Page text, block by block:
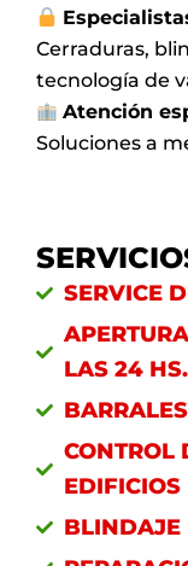
Cerraduras,
tecnología de
Atención
Soluciones a
SERVICE
LAS 24 HS.
CONTROL
EDIFICIOS
BLINDAJE